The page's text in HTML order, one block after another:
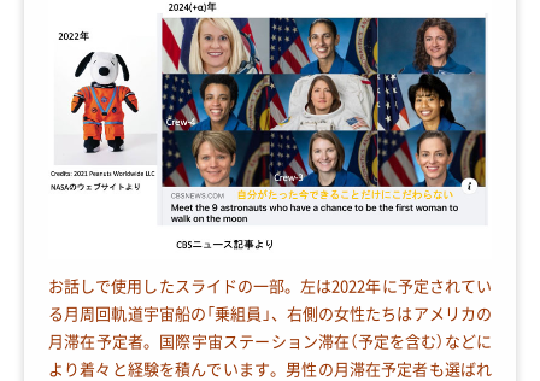
お話しで使用したスライドの一部。左は2022年に予定されてい
る月周回軌道宇宙船の「乗組員」、右側の女性たちはアメリカの
月滞在予定者。国際宇宙ステーション滞在（予定を含む）などに
より着々と経験を積んでいます。男性の月滞在予定者も選ばれ